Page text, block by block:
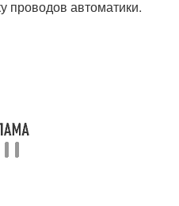
проводов автоматики.